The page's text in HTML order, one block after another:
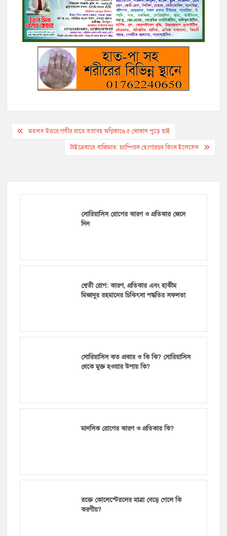
o
o
k
e
r
i
n
k
n
g
e
r
a
m
A
p
p
Post
navigation
মতলব উত্তরে গভীর রাতে ভয়াবহ অগ্নিকাণ্ডে ৫ দোকান পুড়ে ছাই
টাইব্রেকারে বাজিমাত: চ্যাম্পিয়ন ছেংগারচর কিংস ইলেভেন
সোরিয়াসিস রোগের কারণ ও প্রতিকার জেনে
নিন
শ্বেতী রোগ: কারণ, প্রতিকার এবং হাকীম
মিজানুর রহমানের চিকিৎসা পদ্ধতির সফলতা
সোরিয়াসিস কত প্রকার ও কি কি? সোরিয়াসিস
থেকে মুক্ত হওয়ার উপায় কি?
মানসিক রোগের কারণ ও প্রতিকার কি?
রক্তে কোলেস্টেরলের মাত্রা বেড়ে গেলে কি
করণীয়?